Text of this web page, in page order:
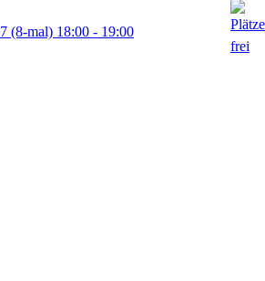
(8-mal) 18:00 - 19:00